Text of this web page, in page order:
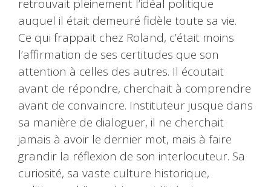
retrouvait pleinement l’idéal politique
auquel il était demeuré fidèle toute sa vie.
Ce qui frappait chez Roland, c’était moins
l’affirmation de ses certitudes que son
attention à celles des autres. Il écoutait
avant de répondre, cherchait à comprendre
avant de convaincre. Instituteur jusque dans
sa manière de dialoguer, il ne cherchait
jamais à avoir le dernier mot, mais à faire
grandir la réflexion de son interlocuteur. Sa
curiosité, sa vaste culture historique,